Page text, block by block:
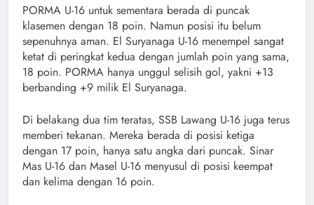
PORMA U-16 untuk sementara berada di puncak
klasemen dengan 18 poin. Namun posisi itu belum
sepenuhnya aman. El Suryanaga U-16 menempel sangat
ketat di peringkat kedua dengan jumlah poin yang sama,
18 poin. PORMA hanya unggul selisih gol, yakni +13
berbanding +9 milik El Suryanaga.
Di belakang dua tim teratas, SSB Lawang U-16 juga terus
memberi tekanan. Mereka berada di posisi ketiga
dengan 17 poin, hanya satu angka dari puncak. Sinar
Mas U-16 dan Masel U-16 menyusul di posisi keempat
dan kelima dengan 16 poin.